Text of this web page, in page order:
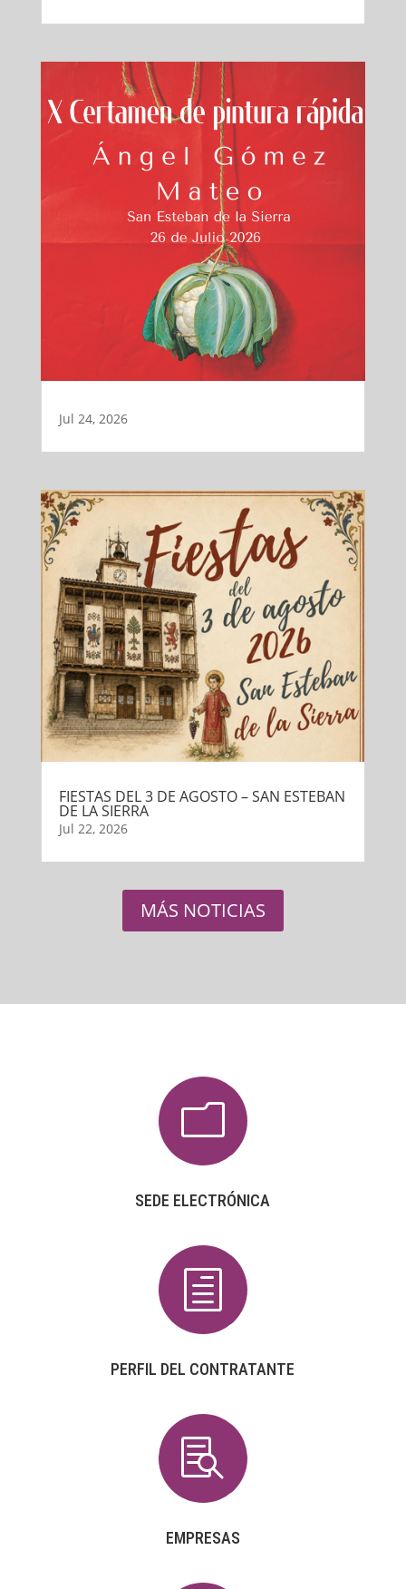
Jul 24, 2026
FIESTAS DEL 3 DE AGOSTO – SAN ESTEBAN
DE LA SIERRA
Jul 22, 2026
MÁS NOTICIAS
m
SEDE ELECTRÓNICA
h
PERFIL DEL CONTRATANTE

EMPRESAS